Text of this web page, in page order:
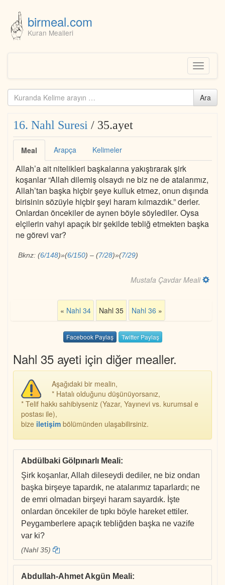
birmeal.com
Kuran Mealleri
Toggle
Kuranda
ara...
Ara
16. Nahl Suresi / 35.ayet
Meal Arapça Kelimeler
Allah’a ait nitelikleri başkalarına yakıştırarak şirk
koşanlar “Allah dilemiş olsaydı ne biz ne de atalarımız,
Allah’tan başka hiçbir şeye kulluk etmez, onun dışında
birisinin sözüyle hiçbir şeyi haram kılmazdık.” derler.
Onlardan öncekiler de aynen böyle söylediler. Oysa
elçilerin vahyi apaçık bir şekilde tebliğ etmekten başka
ne görevi var?
Bknz: (6/148)»(6/150) – (7/28)»(7/29)
Mustafa Çavdar Meali
« Nahl 34 Nahl 35 Nahl 36 »
Facebook Paylaş Twitter Paylaş
Nahl 35 ayeti için diğer mealler.
Aşağıdaki bir mealin,
* Hatalı olduğunu düşünüyorsanız,
* Telif hakkı sahibiyseniz (Yazar, Yayınevi vs. kurumsal e
postası ile),
bize iletişim bölümünden ulaşabilirsiniz.
Abdülbaki Gölpınarlı Meali:
Şirk koşanlar, Allah dileseydi dediler, ne biz ondan
başka birşeye tapardık, ne atalarımız taparlardı; ne
de emri olmadan birşeyi haram sayardık. İşte
onlardan öncekiler de tıpkı böyle hareket ettiler.
Peygamberlere apaçık tebliğden başka ne vazife
var ki?
(Nahl 35)
Abdullah-Ahmet Akgün Meali: